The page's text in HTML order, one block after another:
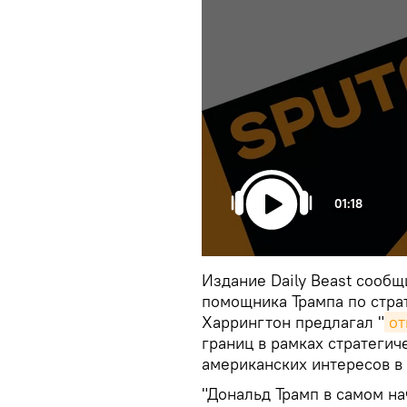
01:18
Издание Daily Beast
помощника Трампа по
Харрингтон предлагал "
границ в рамках
американских интересов
"Дональд Трамп в самом